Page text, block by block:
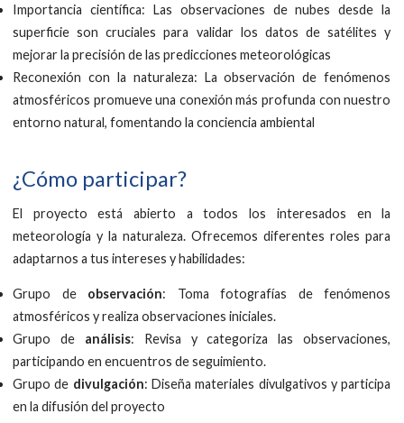
Importancia científica: Las observaciones de nubes desde la
superficie son cruciales para validar los datos de satélites y
mejorar la precisión de las predicciones meteorológicas
Reconexión con la naturaleza: La observación de fenómenos
atmosféricos promueve una conexión más profunda con nuestro
entorno natural, fomentando la conciencia ambiental
¿Cómo participar?
El proyecto está abierto a todos los interesados en la
meteorología y la naturaleza. Ofrecemos diferentes roles para
adaptarnos a tus intereses y habilidades:
Grupo de observación: Toma fotografías de fenómenos
atmosféricos y realiza observaciones iniciales.
Grupo de análisis: Revisa y categoriza las observaciones,
participando en encuentros de seguimiento.
Grupo de divulgación: Diseña materiales divulgativos y participa
en la difusión del proyecto